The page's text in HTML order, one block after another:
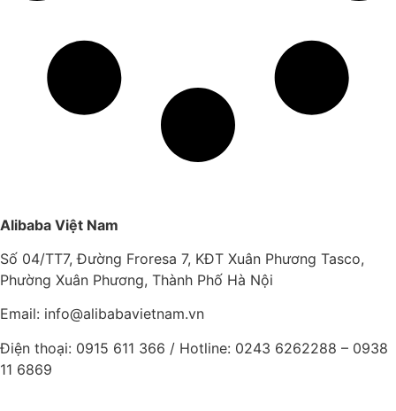
Alibaba Việt Nam
Số 04/TT7, Đường Froresa 7, KĐT Xuân Phương Tasco,
Phường Xuân Phương, Thành Phố Hà Nội
Email: info@alibabavietnam.vn
Điện thoại: 0915 611 366 / Hotline: 0243 6262288 – 0938
11 6869